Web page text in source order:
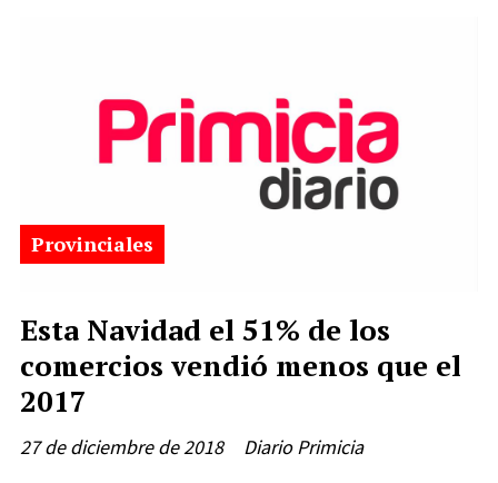
Esta Navidad el 51% de los
comercios vendió menos que el
2017
Diario Primicia
Provinciales
27 de diciembre de 2018